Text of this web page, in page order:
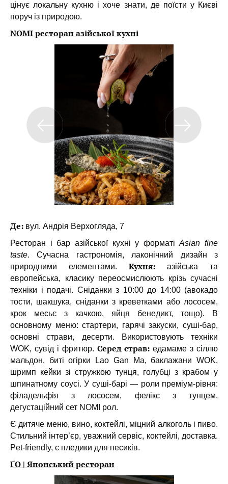
цінує локальну кухню і хоче знати, де поїсти у Києві
поруч із природою.
NOMI ресторан азійської кухні
Де: вул. Андрія Верхогляда, 7
Ресторан і бар азійської кухні у форматіAsian fine
taste. Сучасна гастрономія, лаконічний дизайн з
природними елементами. Кухня: азійська та
европейська, класику переосмислюють крізь сучасні
техніки і подачі. Сніданки з 10:00 до 14:00 (авокадо
тости, шакшука, сніданки з креветками або лососем,
крок месьє з качкою, яйця бенедикт, тощо). В
основному меню: стартери, гарячі закуски, суші-бар,
основні страви, десерти. Використовують техніки
WOK, сувід і фритюр. Серед страв: едамаме з сіллю
мальдон, биті огірки Lao Gan Ma, баклажани WOK,
шримп кейки зі стружкою тунця, голубці з крабом у
шпинатному соусі. У суші-барі — роли преміум-рівня:
філадельфія з лососем, фелікс з тунцем,
дегустаційний сет NOMI рол.
Є дитяче меню, вино, коктейлі, міцний алкоголь і пиво.
Стильний інтер’єр, уважний сервіс, коктейлі, доставка.
Pet-friendly, є пледики для песиків.
ҐО | Японський ресторан